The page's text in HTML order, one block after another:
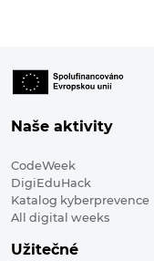
Naše aktivity
CodeWeek
DigiEduHack
Katalog kyberprevence
All digital weeks
Užitečné